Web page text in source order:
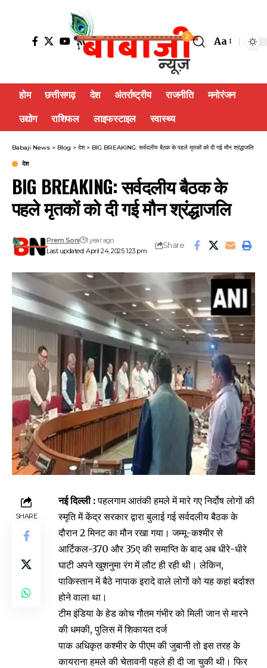
2 Aa
होम छत्तीसगढ़ देश अंतर्राष्ट्रीय राजनीति मनोरंजन
उद्योग राशिफल लाइफस्टाइल स्वास्थ्य
Babaji News > Blog > देश> BIG BREAKING: सर्वदलीय बैठक के पहले मृतकों को दी गई मौन श्रंद्धाजलि
देश
BIG BREAKING: सर्वदलीय बैठक के
पहले मृतकों को दी गई मौन श्रंद्धाजलि
Last updated: April 24, 2025 1:23 pm
Prem Soni 1 year ago
Share
SHARE
नई दिल्ली :पहलगाम आतंकी हमले में मारे गए निर्दोष लोगों की
स्मृति में केंद्र सरकार द्वारा बुलाई गई सर्वदलीय बैठक के
दौरान 2 मिनट का मौन रखा गया। जम्मू-कश्मीर से
आर्टिकल-370 और 35ए की समाप्ति के बाद अब धीरे-धीरे
घाटी अपने खुशनुमा रंग में लौट ही रही थी। लेकिन,
पाकिस्तान में बैठे नापाक इरादे वाले लोगों को यह कहां बर्दाश्त
होने वाला था।
टीम इंडिया के हेड कोच गौतम गंभीर को मिली जान से मारने
की धमकी, पुलिस में शिकायत दर्ज
पाक अधिकृत कश्मीर के पीएम की जुबानी तो इस तरह के
कायराना हमले की चेतावनी पहले ही दी जा चुकी थी। फिर